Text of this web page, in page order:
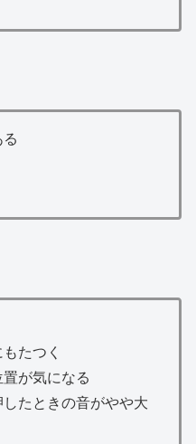
たつく
置が気になる
したときの音がやや大